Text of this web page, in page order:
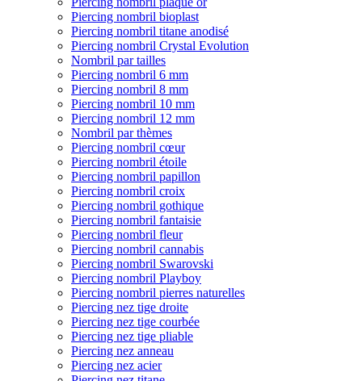
Piercing nombril bioplast
Piercing nombril titane anodisé
Piercing nombril Crystal Evolution
Nombril par tailles
Piercing nombril 6 mm
Piercing nombril 8 mm
Piercing nombril 10 mm
Piercing nombril 12 mm
Nombril par thèmes
Piercing nombril cœur
Piercing nombril étoile
Piercing nombril papillon
Piercing nombril croix
Piercing nombril gothique
Piercing nombril fantaisie
Piercing nombril fleur
Piercing nombril cannabis
Piercing nombril Swarovski
Piercing nombril Playboy
Piercing nombril pierres naturelles
Piercing nez tige droite
Piercing nez tige courbée
Piercing nez tige pliable
Piercing nez anneau
Piercing nez acier